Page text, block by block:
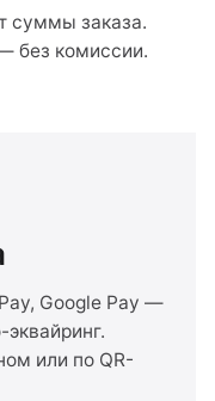
суммы заказа.
без комиссии.
Google Pay —
или по QR-